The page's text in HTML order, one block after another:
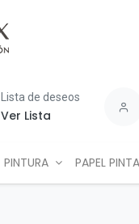
Lista de deseos
Ver Lista
PINTURA PAPEL